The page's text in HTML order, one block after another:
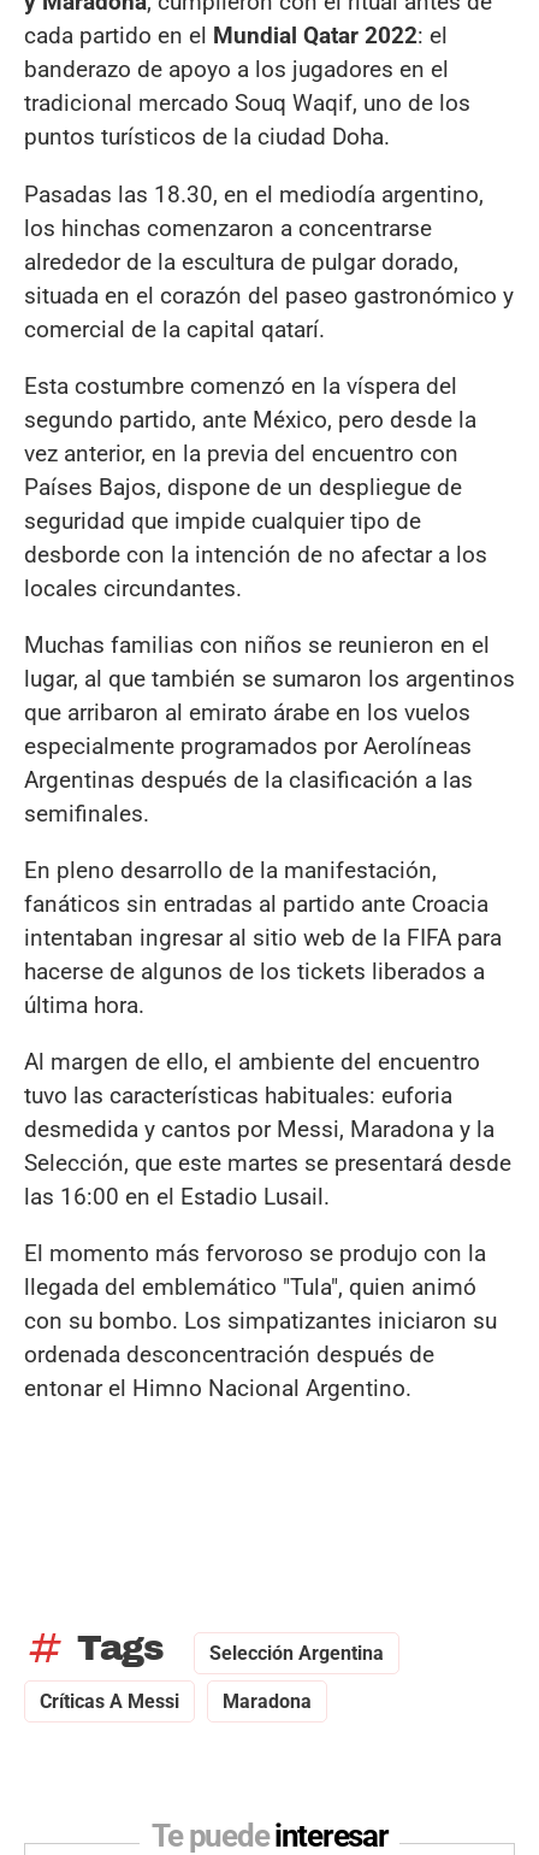
cada partido en el Mundial Qatar 2022: el
banderazo de apoyo a los jugadores en el
tradicional mercado Souq Waqif, uno de los
puntos turísticos de la ciudad Doha.
Pasadas las 18.30, en el mediodía argentino,
los hinchas comenzaron a concentrarse
alrededor de la escultura de pulgar dorado,
situada en el corazón del paseo gastronómico y
comercial de la capital qatarí.
Esta costumbre comenzó en la víspera del
segundo partido, ante México, pero desde la
vez anterior, en la previa del encuentro con
Países Bajos, dispone de un despliegue de
seguridad que impide cualquier tipo de
desborde con la intención de no afectar a los
locales circundantes.
Muchas familias con niños se reunieron en el
lugar, al que también se sumaron los argentinos
que arribaron al emirato árabe en los vuelos
especialmente programados por Aerolíneas
Argentinas después de la clasificación a las
semifinales.
En pleno desarrollo de la manifestación,
fanáticos sin entradas al partido ante Croacia
intentaban ingresar al sitio web de la FIFA para
hacerse de algunos de los tickets liberados a
última hora.
Al margen de ello, el ambiente del encuentro
tuvo las características habituales: euforia
desmedida y cantos por Messi, Maradona y la
Selección, que este martes se presentará desde
las 16:00 en el Estadio Lusail.
El momento más fervoroso se produjo con la
llegada del emblemático "Tula", quien animó
con su bombo. Los simpatizantes iniciaron su
ordenada desconcentración después de
entonar el Himno Nacional Argentino.
tag Tags Selección Argentina
Críticas A Messi Maradona
Te puedeinteresar